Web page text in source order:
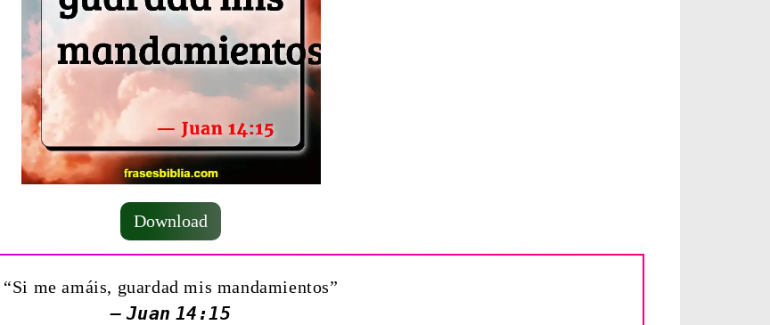
Download
“Si me amáis, guardad mis mandamientos”
— Juan 14:15